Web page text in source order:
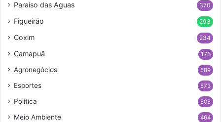
Paraíso das Aguas 370
Figueirão 293
Coxim 234
Camapuã 175
Agronegócios 589
Esportes 573
Política 505
Meio Ambiente 464